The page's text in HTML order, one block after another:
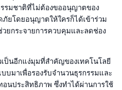
รมชาติที่ไม่ต้องขออนุญาตของ
ยโดยอนุญาตให้ใครก็ได้เข้าร่วม
ยกระจายการควบคุมและลดช่อง
ป็นอีกแง่มุมที่สำคัญของเทคโนโลยี
บมาเพื่อรองรับจำนวนธุรกรรมและ
นประสิทธิภาพ ซึ่งทำได้ผ่านการใช้